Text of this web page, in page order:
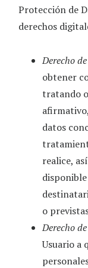
Protección de
derechos
Derecho
obtener
tratando
datos
realice,
o
Derecho
Usuario a